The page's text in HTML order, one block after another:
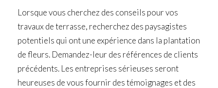
Lorsque vous cherchez des conseils pour vos
travaux de terrasse, recherchez des paysagistes
potentiels qui ont une expérience dans la plantation
de fleurs. Demandez-leur des références de clients
précédents. Les entreprises sérieuses seront
heureuses de vous fournir des témoignages et des